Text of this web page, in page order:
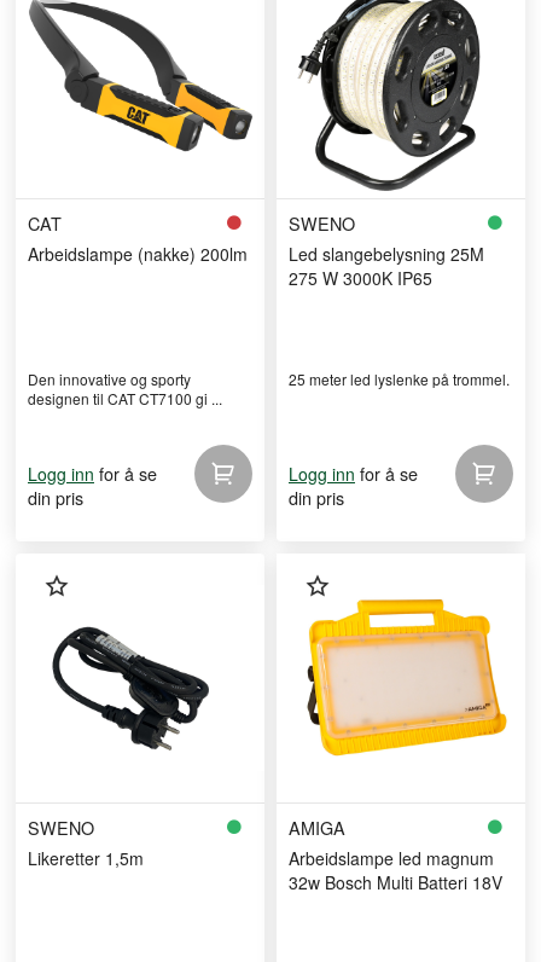
CAT
Arbeidslampe (nakke) 200lm
Den innovative og sporty
designen til CAT CT7100 gi ...
Logg inn for å se
din pris
SWENO
Led slangebelysning 25M
275 W 3000K IP65
25 meter led lyslenke på trommel.
Logg inn for å se
din pris
SWENO
Likeretter 1,5m
AMIGA
Arbeidslampe led magnum
32w Bosch Multi Batteri 18V